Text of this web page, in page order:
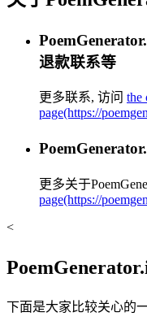
退款联系等
更多联系, 访问 the
page(https://
更多关于
page(https://
<
下面是大家比较关心的